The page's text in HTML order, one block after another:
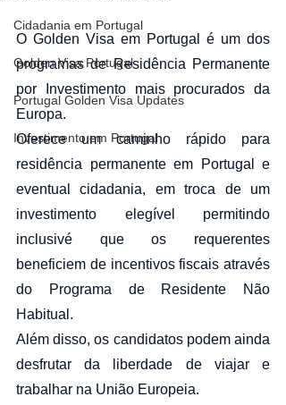
Cidadania em Portugal
Golden Visa Portugal
Portugal Golden Visa Updates
Investimento em Portugal
O Golden Visa em Portugal é um dos
programas de Residência Permanente
por Investimento mais procurados da
Europa.
Oferece um caminho rápido para
residência permanente em Portugal e
eventual cidadania, em troca de um
investimento elegível permitindo
inclusivé que os requerentes
beneficiem de incentivos fiscais através
do Programa de Residente Não
Habitual.
Além disso, os candidatos podem ainda
desfrutar da liberdade de viajar e
trabalhar na União Europeia.